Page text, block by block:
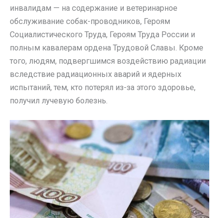
инвалидам — на содержание и ветеринарное
обслуживание собак-проводников, Героям
Социалистического Труда, Героям Труда России и
полным кавалерам ордена Трудовой Славы. Кроме
того, людям, подвергшимся воздействию радиации
вследствие радиационных аварий и ядерных
испытаний, тем, кто потерял из-за этого здоровье,
получил лучевую болезнь.